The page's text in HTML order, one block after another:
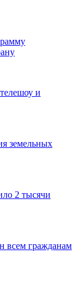
и
земельных
2 тысячи
всем гражданам